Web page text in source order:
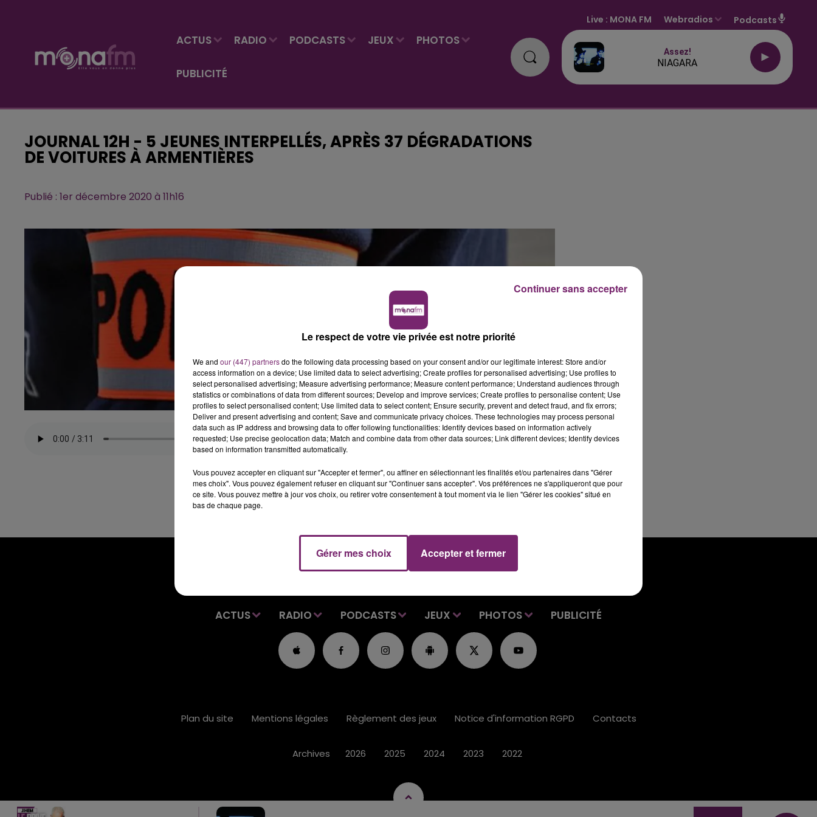
ACTUS RADIO PODCASTS JEUX PHOTOS
PUBLICITÉ
Live : MONA FM Webradios Podcasts
Assez!
NIAGARA
JOURNAL 12H - 5 JEUNES INTERPELLÉS, APRÈS 37 DÉGRADATIONS
DE VOITURES À ARMENTIÈRES
Publié : 1er décembre 2020 à 11h16
ACTUS RADIO PODCASTS JEUX PHOTOS PUBLICITÉ
Plan du site Mentions légales Règlement des jeux Notice d'information RGPD Contacts
Archives 2026 2025 2024 2023 2022
Le respect de votre vie privée est notre priorité
We and our (447) partnersdo the following data processing based on your consent and/or our legitimate interest: Store and/or
access information on a device; Use limited data to select advertising; Create profiles for personalised advertising; Use profiles to
select personalised advertising; Measure advertising performance; Measure content performance; Understand audiences through
statistics or combinations of data from different sources; Develop and improve services; Create profiles to personalise content; Use
profiles to select personalised content; Use limited data to select content; Ensure security, prevent and detect fraud, and fix errors;
Deliver and present advertising and content; Save and communicate privacy choices. These technologies may process personal
data such as IP address and browsing data to offer following functionalities: Identify devices based on information actively
requested; Use precise geolocation data; Match and combine data from other data sources; Link different devices; Identify devices
based on information transmitted automatically.
Vous pouvez accepter en cliquant sur "Accepter et fermer", ou affiner en sélectionnant les finalités et/ou partenaires dans "Gérer
mes choix". Vous pouvez également refuser en cliquant sur "Continuer sans accepter". Vos préférences ne s'appliqueront que pour
ce site. Vous pouvez mettre à jour vos choix, ou retirer votre consentement à tout moment via le lien "Gérer les cookies" situé en
bas de chaque page.
Gérer mes choix Accepter et fermer
Continuer sans accepter